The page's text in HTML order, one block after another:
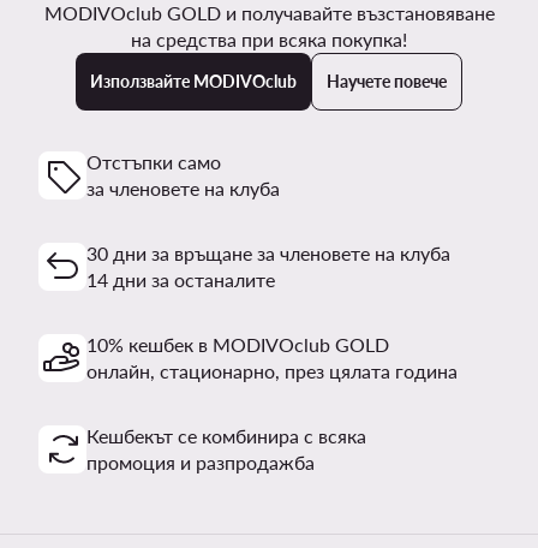
MODIVOclub GOLD и получавайте възстановяване
на средства при всяка покупка!
Използвайте MODIVOclub Научете повече
Отстъпки само
за членовете на клуба
30 дни за връщане за членовете на клуба
14 дни за останалите
10% кешбек в MODIVOclub GOLD
онлайн, стационарно, през цялата година
Кешбекът се комбинира с всяка
промоция и разпродажба